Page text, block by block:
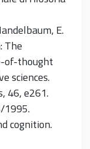
E.
The
of-thought
sciences.
46, e261.
1995.
cognition.